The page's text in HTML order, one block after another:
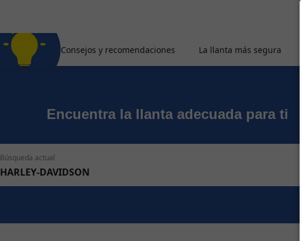
Consejos y recomendaciones La llanta más segura
Encuentra la llanta adecuada para ti
Búsqueda actual
HARLEY-DAVIDSON